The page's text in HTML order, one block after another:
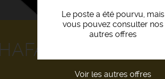
Le poste a été pourvu, mais
vous pouvez consulter nos
autres offres
Voir les autres offres
(F/H)